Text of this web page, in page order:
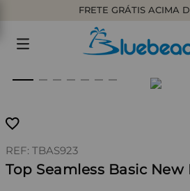
FRETE GRÁTIS ACIMA
: TBAS923
Top Seamless Basic New